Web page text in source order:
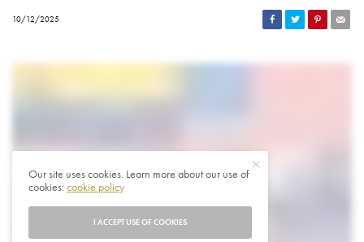
10/12/2025
Our site uses cookies. Learn more about our use of
cookies:cookie policy
I ACCEPT USE OF COOKIES